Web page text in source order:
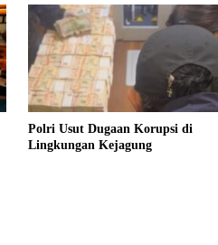
Polri Usut Dugaan Korupsi di
Lingkungan Kejagung